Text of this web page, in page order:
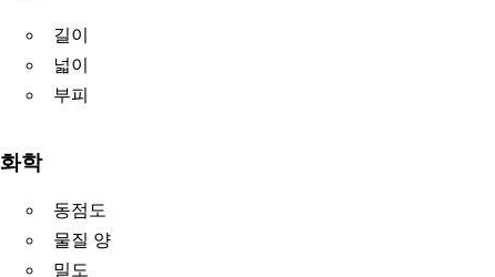
길이
넓이
부피
화학
동점도
물질 양
밀도